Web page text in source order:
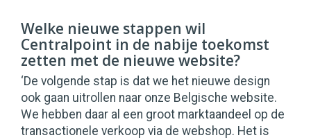
Welke nieuwe stappen wil
Centralpoint in de nabije toekomst
zetten met de nieuwe website?
‘De volgende stap is dat we het nieuwe design
ook gaan uitrollen naar onze Belgische website.
We hebben daar al een groot marktaandeel op de
transactionele verkoop via de webshop. Het is